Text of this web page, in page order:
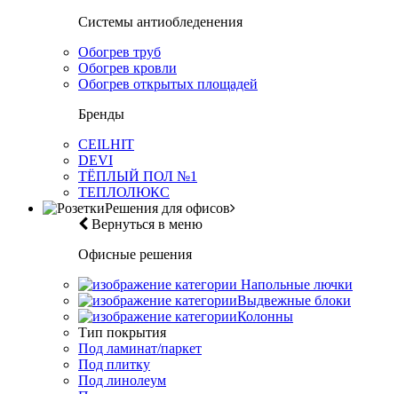
Системы антиобледенения
Обогрев труб
Обогрев кровли
Обогрев открытых площадей
Бренды
CEILHIT
DEVI
ТЁПЛЫЙ ПОЛ №1
ТЕПЛОЛЮКС
Решения для офисов
Вернуться в меню
Офисные решения
Напольные лючки
Выдвежные блоки
Колонны
Тип покрытия
Под ламинат/паркет
Под плитку
Под линолеум